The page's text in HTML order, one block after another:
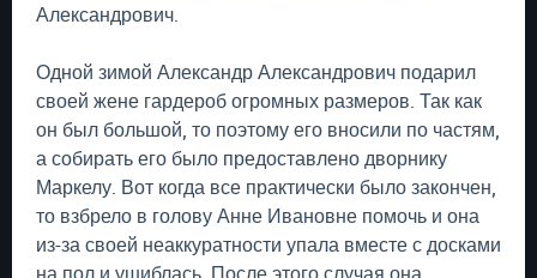
Александрович.
Одной зимой Александр Александрович подарил
своей жене гардероб огромных размеров. Так как
он был большой, то поэтому его вносили по частям,
а собирать его было предоставлено дворнику
Маркелу. Вот когда все практически было закончен,
то взбрело в голову Анне Ивановне помочь и она
из-за своей неаккуратности упала вместе с досками
на пол и ушиблась. После этого случая она